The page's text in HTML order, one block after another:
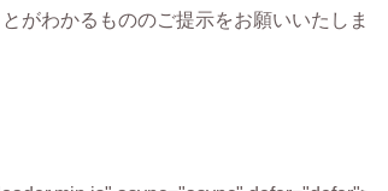
がわかるもののご提示をお願いいたしま